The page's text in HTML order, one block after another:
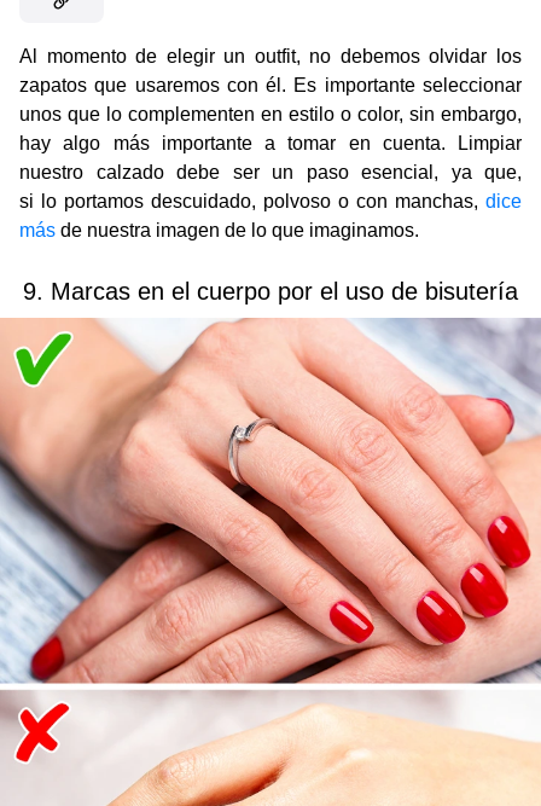
Al momento de elegir un outfit, no debemos olvidar los
zapatos que usaremos con él. Es importante seleccionar
unos que lo complementen en estilo o color, sin embargo,
hay algo más importante a tomar en cuenta. Limpiar
nuestro calzado debe ser un paso esencial, ya que,
si lo portamos descuidado, polvoso o con manchas, dice
más de nuestra imagen de lo que imaginamos.
9. Marcas en el cuerpo por el uso de bisutería